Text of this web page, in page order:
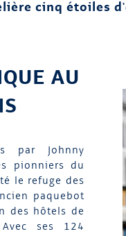
cinq étoiles
AU
par Johnny
pionniers du
le refuge des
paquebot
des hôtels de
ses 124